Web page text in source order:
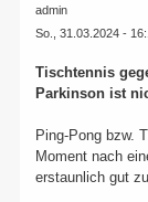
admin
So., 31.03.2024 -
Tischtennis
Parkinson ist
Ping-Pong bzw.
Moment nach
erstaunlich gut